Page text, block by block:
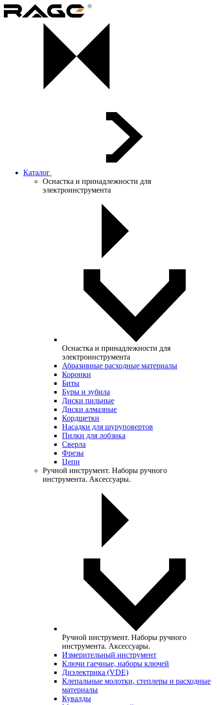
Каталог
Оснастка и принадлежности для
электроинструмента
Оснастка и принадлежности для
электроинструмента
Абразивные расходные материалы
Коронки
Биты
Буры и зубила
Диски пильные
Диски алмазные
Кордщетки
Насадки для шуруповертов
Пилки для лобзика
Сверла
Фрезы
Цепи
Ручной инструмент. Наборы ручного
инструмента. Аксессуары.
Ручной инструмент. Наборы ручного
инструмента. Аксессуары.
Измерительный инструмент
Ключи гаечные, наборы ключей
Диэлектрика (VDE)
Клепальные молотки, степлеры и расходные
материалы
Кувалды